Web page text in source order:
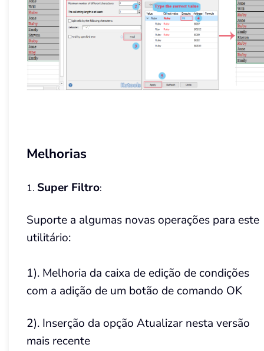
Melhorias
1. Super Filtro:
Suporte a algumas novas operações para este
utilitário:
1). Melhoria da caixa de edição de condições
com a adição de um botão de comando OK
2). Inserção da opção Atualizar nesta versão
mais recente